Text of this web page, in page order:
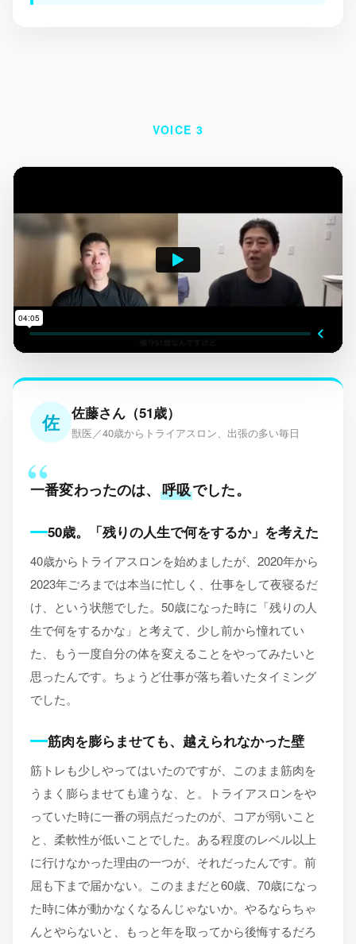
VOICE 3
佐 佐藤さん（51歳）
獣医／40歳からトライアスロン、出張の多い毎日
一番変わったのは、 呼吸でした。
50歳。「残りの人生で何をするか」を考えた
40歳からトライアスロンを始めましたが、2020年から
2023年ごろまでは本当に忙しく、仕事をして夜寝るだ
け、という状態でした。50歳になった時に「残りの人
生で何をするかな」と考えて、少し前から憧れてい
た、もう一度自分の体を変えることをやってみたいと
思ったんです。ちょうど仕事が落ち着いたタイミング
でした。
筋肉を膨らませても、越えられなかった壁
筋トレも少しやってはいたのですが、このまま筋肉を
うまく膨らませても違うな、と。トライアスロンをや
っていた時に一番の弱点だったのが、コアが弱いこと
と、柔軟性が低いことでした。ある程度のレベル以上
に行けなかった理由の一つが、それだったんです。前
屈も下まで届かない。このままだと60歳、70歳になっ
た時に体が動かなくなるんじゃないか。やるならちゃ
んとやらないと、もっと年を取ってから後悔するだろ